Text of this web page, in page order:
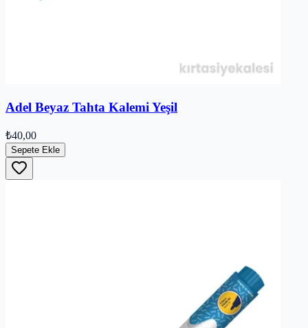
Adel Beyaz Tahta Kalemi Yeşil
₺40,00
Sepete Ekle